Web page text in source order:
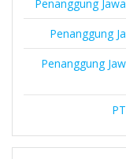
Penanggung
Penanggung
Penanggung